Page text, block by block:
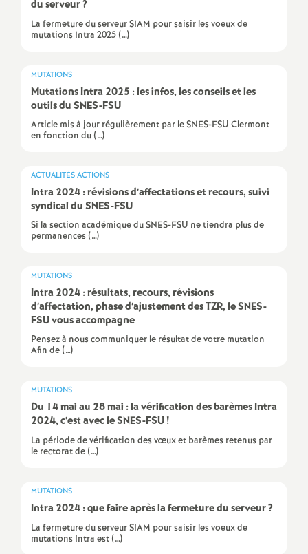
o
d
d
g
r
O
r
é
a
s
du serveur?
La fermeture du serveur SIAM pour saisir les voeux de
mutations Intra 2025 (…)
MUTATIONS
Mutations Intra 2025 : les infos, les conseils et les
outils du SNES-FSU
Article mis à jour régulièrement par le SNES-FSU Clermont
en fonction du (…)
ACTUALITÉS ACTIONS
Intra 2024 : révisions d’affectations et recours, suivi
syndical du SNES-FSU
Si la section académique du SNES-FSU ne tiendra plus de
permanences (…)
MUTATIONS
Intra 2024 : résultats, recours, révisions
d’affectation, phase d’ajustement des TZR, le SNES-
FSU vous accompagne
Pensez à nous communiquer le résultat de votre mutation
Afin de (…)
MUTATIONS
Du 14 mai au 28 mai : la vérification des barèmes Intra
2024, c’est avec le SNES-FSU!
La période de vérification des vœux et barèmes retenus par
le rectorat de (…)
MUTATIONS
Intra 2024 : que faire après la fermeture du serveur?
La fermeture du serveur SIAM pour saisir les voeux de
mutations Intra est (…)